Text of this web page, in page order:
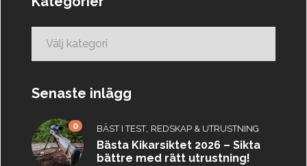
Senaste inlägg
0 BÄST I TEST, REDSKAP & UTRUSTNING
Bästa Kikarsiktet 2026 – Sikta
bättre med rätt utrustning!